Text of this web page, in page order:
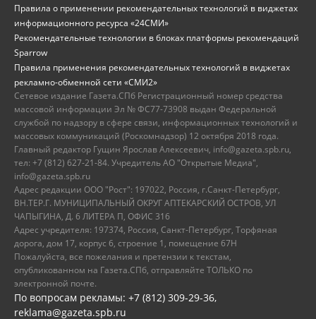
Правила о применении рекомендательных технологий в виджетах
информационного ресурса «24СМИ»
Рекомендательные технологии в блоках платформы рекомендаций
Sparrow
Правила применения рекомендательных технологий в виджетах
рекламно-обменной сети «СМИ2»
Сетевое издание Газета.СПб Регистрационный номер средства
массовой информации Эл № ФС77-73908 выдан Федеральной
службой по надзору в сфере связи, информационных технологий и
массовых коммуникаций (Роскомнадзор) 12 октября 2018 года.
Главный редактор Гущин Ярослав Алексеевич, info@gazeta.spb.ru,
тел: +7 (812) 627-21-84. Учредитель АО "Открытые Медиа",
info@gazeta.spb.ru
Адрес редакции ООО "Рост": 197022, Россия, г.Санкт-Петербург,
ВН.ТЕР.Г. МУНИЦИПАЛЬНЫЙ ОКРУГ АПТЕКАРСКИЙ ОСТРОВ, УЛ
ЧАПЫГИНА, Д. 6 ЛИТЕРА П, ОФИС 316
Адрес учредителя: 197374, Россия, Санкт-Петербург, Торфяная
дорога, дом 17, корпус 6, строение 1, помещение 67Н
Пожалуйста, все пожелания и претензии к текстам,
опубликованном на Газета.СПб, отправляйте ТОЛЬКО по
электронной почте.
По вопросам рекламы: +7 (812) 309-29-36,
reklama@gazeta.spb.ru